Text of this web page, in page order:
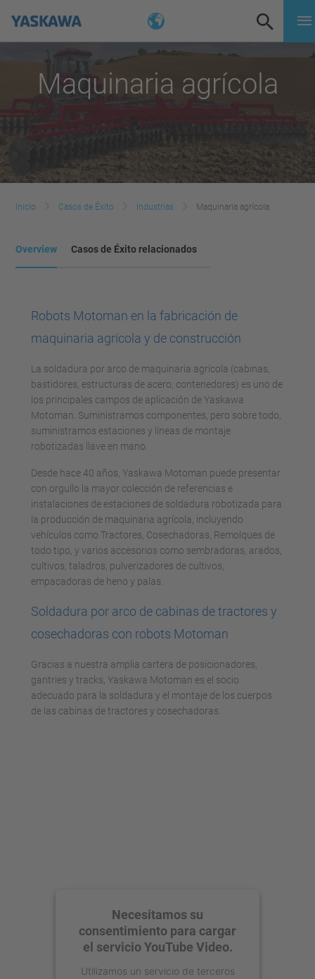
Maquinaria agrícola
Inicio Casos de Éxito Industrias Maquinaria agrícola
Overview Casos de Éxito relacionados
Robots Motoman en la fabricación de
maquinaria agrícola y de construcción
La soldadura por arco de maquinaria agrícola (cabinas,
bastidores, estructuras de acero, contenedores) es uno de
los principales campos de aplicación de Yaskawa
Motoman. Suministramos componentes, pero sobre todo,
suministramos estaciones y líneas de montaje
robotizadas llave en mano.
Desde hace 40 años, Yaskawa Motoman puede presentar
con orgullo la mayor colección de referencias e
instalaciones de estaciones de soldadura robotizada para
la producción de maquinaria agrícola, incluyendo
vehículos como Tractores, Cosechadoras, Remolques de
todo tipo, y varios accesorios como sembradoras, arados,
cultivos, taladros, pulverizadores de cultivos,
empacadoras de heno y palas.
Soldadura por arco de cabinas de tractores y
cosechadoras con robots Motoman
Gracias a nuestra amplia cartera de posicionadores,
gantries y tracks, Yaskawa Motoman es el socio
adecuado para la soldadura y el montaje de los cuerpos
de las cabinas de tractores y cosechadoras.
Necesitamos su
consentimiento para cargar
el servicio YouTube Video.
Utilizamos un servicio de terceros